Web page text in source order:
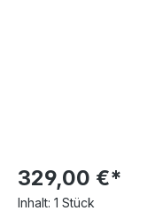
329,00 €*
Inhalt: 1 Stück